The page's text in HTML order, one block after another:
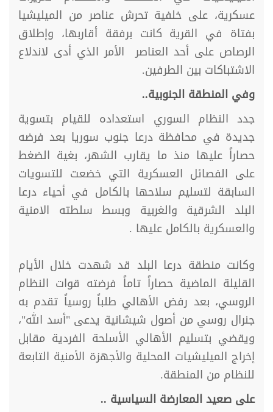
عسكرية، على خلفية تحرش عناصر من الميليشيا
بفتاة في القرية كانت برفقة أقاربها، وإطلاق
الرصاص على أحد العناصر الأمر الذي أدى لاندلاع
الاشتباكات بين الطرفين.
وفي المنطقة الجنوبية..
جدد النظام السوري استعداده للقيام بتسوية
جديدة في محافظة درعا جنوب سوريا بعد فرضه
حصاراً عليها منذ ما يقارب الشهر، بغية الضغط
على الفصائل العسكرية التي خضعت للتسويات
السابقة لتسليم سلاحها بالكامل في أحياء درعا
البلد الشرقية والغربية وبسط سلطته الامنية
والعسكرية بالكامل عليها .
وكانت منطقة درعا البلد قد شهدت خلال الأيام
القليلة الماضية حصاراً تاماً فرضته قوات النظام
الروسي، بعد رفض الأهالي طلباً روسياً تقدم به
جنرال روسي من أصول شيشانية يدعى "أسد الله"،
ويقضي بتسليم الأهالي الأسلحة الفردية مقابل
إخراج الميليشيات المحلية والأجهزة الأمنية التابعة
للنظام من المنطقة.
على صعيد المعارضة السياسية ..